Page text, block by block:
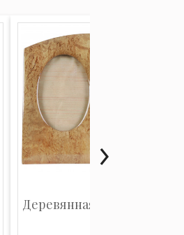
Деревянная фоторамка